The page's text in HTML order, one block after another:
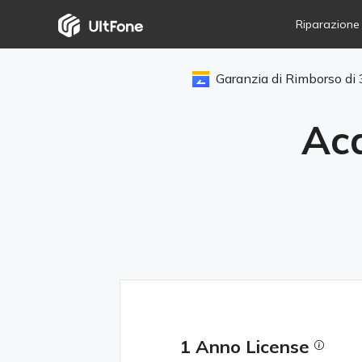
Riparazione
Garanzia di Rimborso di
1 Anno License